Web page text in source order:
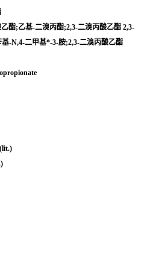
酯;乙基-二溴丙酯;2,3-二溴丙酸乙酯 2,3-
-N,4-二甲基*-3-胺;2,3-二溴丙酸乙酯